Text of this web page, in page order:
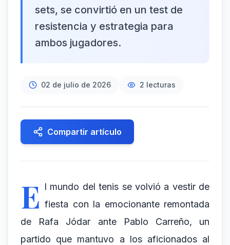
sets, se convirtió en un test de
resistencia y estrategia para
ambos jugadores.
02 de julio de 2026 2 lecturas
Compartir artículo
E l mundo del tenis se volvió a vestir de
fiesta con la emocionante remontada
de Rafa Jódar ante Pablo Carreño, un
partido que mantuvo a los aficionados al